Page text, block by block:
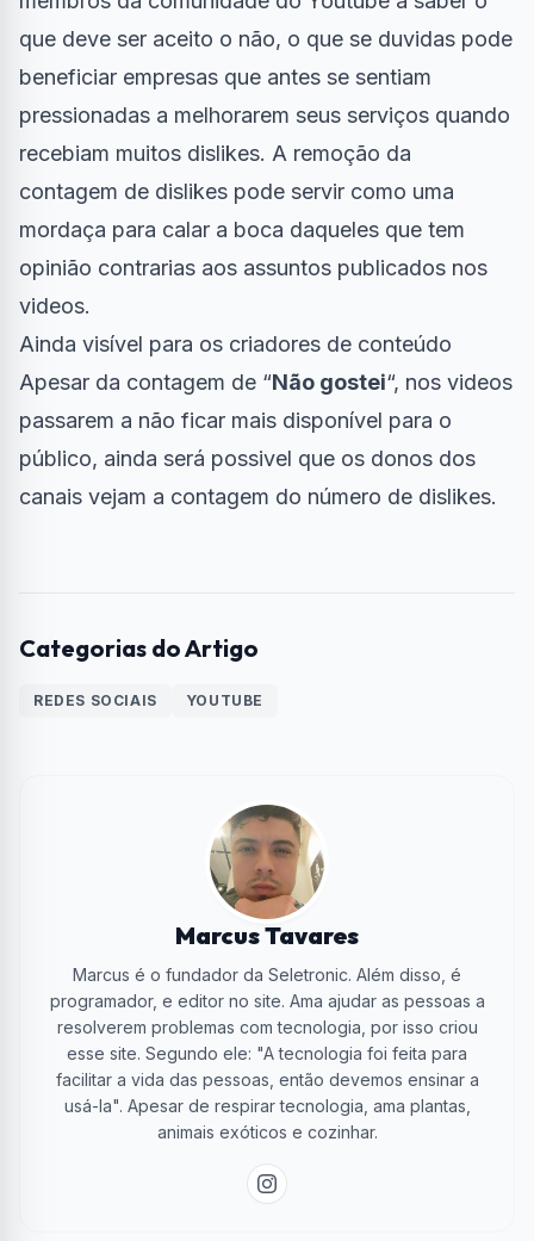
que deve ser aceito o não, o que se duvidas pode
beneficiar empresas que antes se sentiam
pressionadas a melhorarem seus serviços quando
recebiam muitos dislikes. A remoção da
contagem de dislikes pode servir como uma
mordaça para calar a boca daqueles que tem
opinião contrarias aos assuntos publicados nos
videos.
Ainda visível para os criadores de conteúdo
Apesar da contagem de “Não gostei“, nos videos
passarem a não ficar mais disponível para o
público, ainda será possivel que os donos dos
canais vejam a contagem do número de dislikes.
Categorias do Artigo
REDES SOCIAIS YOUTUBE
Marcus Tavares
Marcus é o fundador da Seletronic. Além disso, é
programador, e editor no site. Ama ajudar as pessoas a
resolverem problemas com tecnologia, por isso criou
esse site. Segundo ele: "A tecnologia foi feita para
facilitar a vida das pessoas, então devemos ensinar a
usá-la". Apesar de respirar tecnologia, ama plantas,
animais exóticos e cozinhar.